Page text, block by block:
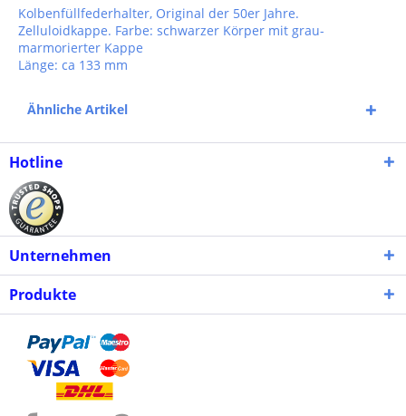
Kolbenfüllfederhalter, Original der 50er Jahre.
Zelluloidkappe. Farbe: schwarzer Körper mit grau-
marmorierter Kappe
Länge: ca 133 mm
Ähnliche Artikel
Hotline
Unternehmen
Produkte